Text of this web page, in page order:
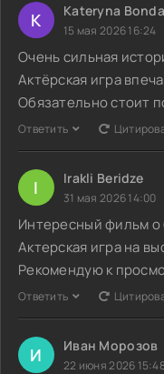
K Kateryna
15 мая 2026 16:24
Очень сильная
Актёрская игра
Обязательно стоит
Ответить
I Irakli Beridze
31 мая 2026 14:00
Интересный фильм о
Актерская игра на
Рекомендую к
Ответить
И Иван Морозов
22 июня 2026 15:48